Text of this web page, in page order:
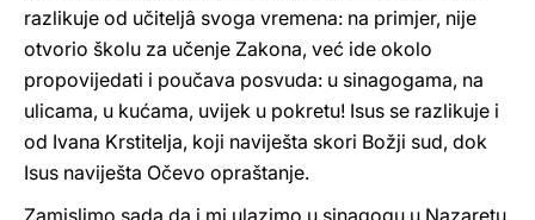
razlikuje od učiteljâ svoga vremena: na primjer, nije
otvorio školu za učenje Zakona, već ide okolo
propovijedati i poučava posvuda: u sinagogama, na
ulicama, u kućama, uvijek u pokretu! Isus se razlikuje i
od Ivana Krstitelja, koji naviješta skori Božji sud, dok
Isus naviješta Očevo opraštanje.
Zamislimo sada da i mi ulazimo u sinagogu u Nazaretu,